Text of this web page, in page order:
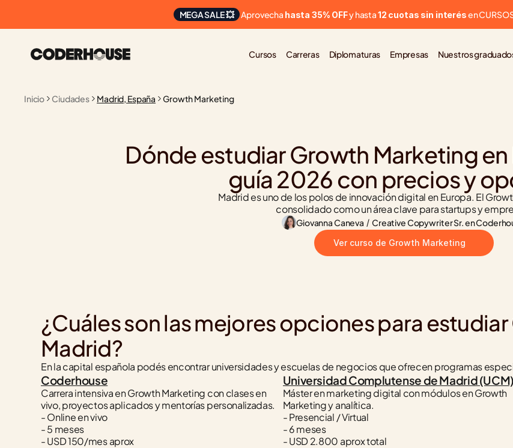
MEGA SALE 💥 Aprovecha hasta 35% OFF y hasta 12 cuotas sin interés en
Cursos Carreras Diplomaturas Empresas Nuestros
Inicio Ciudades Madrid, España Growth Marketing
Dónde estudiar Growth Marketing en
guía 2026 con precios y
Madrid es uno de los polos de innovación digital en Europa. El
consolidado como un área clave para startups y
Giovanna Caneva / Creative Copywriter Sr. en
Ver curso de Growth Marketing
¿Cuáles son las mejores opciones para
Madrid?
En la capital española podés encontrar universidades y escuelas de negocios que ofrecen programas
Coderhouse
Carrera intensiva en Growth Marketing con clases en
vivo, proyectos aplicados y mentorías personalizadas.
- Online en vivo
- 5 meses
- USD 150/mes aprox
Universidad Complutense de Madrid (UCM)
Máster en marketing digital con módulos en Growth
Marketing y analítica.
- Presencial / Virtual
- 6 meses
- USD 2.800 aprox total